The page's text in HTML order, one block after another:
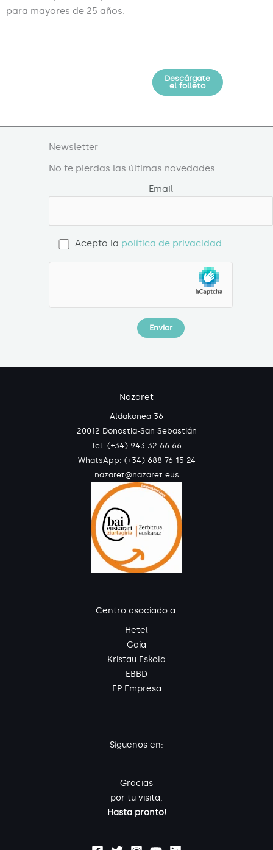
para mayores de 25 años.
Solicita
información
Descárgate
el folleto
Newsletter
No te pierdas las últimas novedades
Email
Acepto la política de privacidad
Nazaret
Aldakonea 36
20012 Donostia-San Sebastián
Tel: (+34) 943 32 66 66
WhatsApp: (+34) 688 76 15 24
nazaret@nazaret.eus
Centro asociado a:
Hetel
Gaia
Kristau Eskola
EBBD
FP Empresa
Síguenos en:
Gracias
por tu visita.
Hasta pronto!